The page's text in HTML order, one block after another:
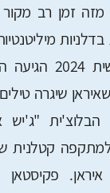
מזה זמן רב
חוצי גבולות.
שיגרה
הבלוצ'ית
קטלנית
פקיסטאן